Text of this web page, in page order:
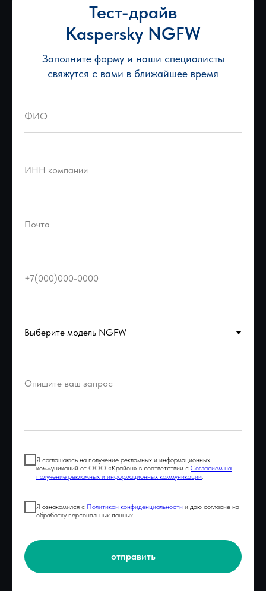
Тест-драйв
Kaspersky NGFW
Заполните форму и наши специалисты
свяжутся с вами в ближайшее время
Я соглашаюсь на получение рекламных и информационных
коммуникаций от ООО «Крайон» в соответствии с Согласием на
получение рекламных и информационных коммуникаций
Я ознакомился с Политикой конфиденциальности и даю согласие на
обработку персональных данных.
отправить